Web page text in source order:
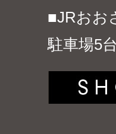
■JRおお
駐車場5